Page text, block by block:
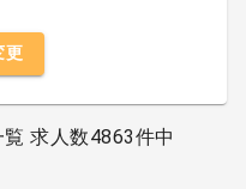
更
求人数4863件中